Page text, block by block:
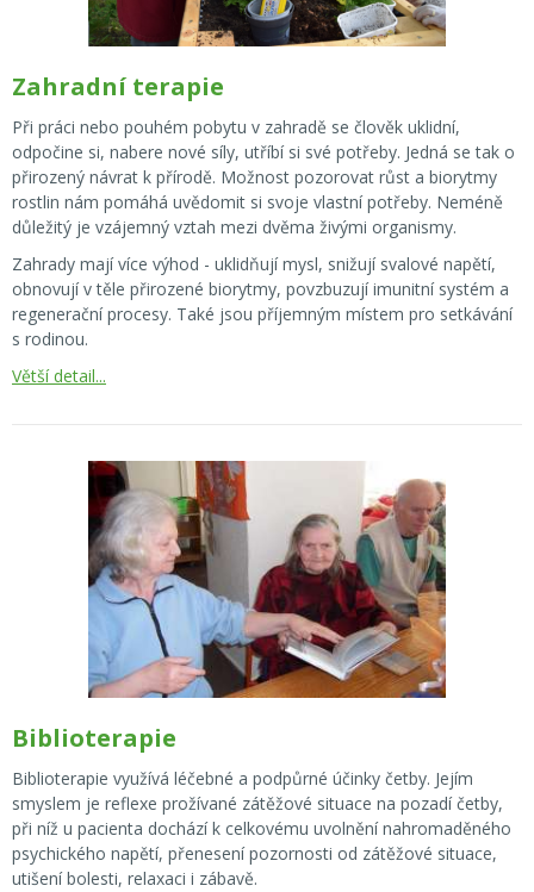
Zahradní terapie
Při práci nebo pouhém pobytu v zahradě se člověk uklidní,
odpočine si, nabere nové síly, utříbí si své potřeby. Jedná se tak o
přirozený návrat k přírodě. Možnost pozorovat růst a biorytmy
rostlin nám pomáhá uvědomit si svoje vlastní potřeby. Neméně
důležitý je vzájemný vztah mezi dvěma živými organismy.
Zahrady mají více výhod - uklidňují mysl, snižují svalové napětí,
obnovují v těle přirozené biorytmy, povzbuzují imunitní systém a
regenerační procesy. Také jsou příjemným místem pro setkávání
s rodinou.
Větší detail...
Biblioterapie
Biblioterapie využívá léčebné a podpůrné účinky četby. Jejím
smyslem je reflexe prožívané zátěžové situace na pozadí četby,
při níž u pacienta dochází k celkovému uvolnění nahromaděného
psychického napětí, přenesení pozornosti od zátěžové situace,
utišení bolesti, relaxaci i zábavě.